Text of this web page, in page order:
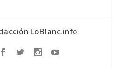
LoBlanc.info